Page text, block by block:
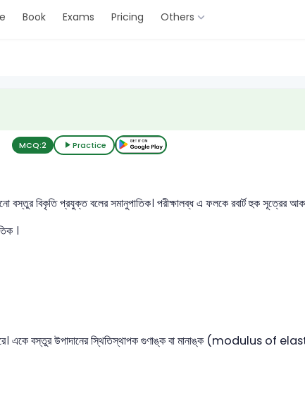
Book Exams Pricing Others
MCQ:2 Practice
বস্তুর বিকৃতি প্রযুক্ত বলের সমানুপাতিক। পরীক্ষালব্ধ এ ফলকে রবার্ট হুক সূত্রের
।
একে বস্তুর উপাদানের স্থিতিস্থাপক গুণাঙ্ক বা মানাঙ্ক (modulus of